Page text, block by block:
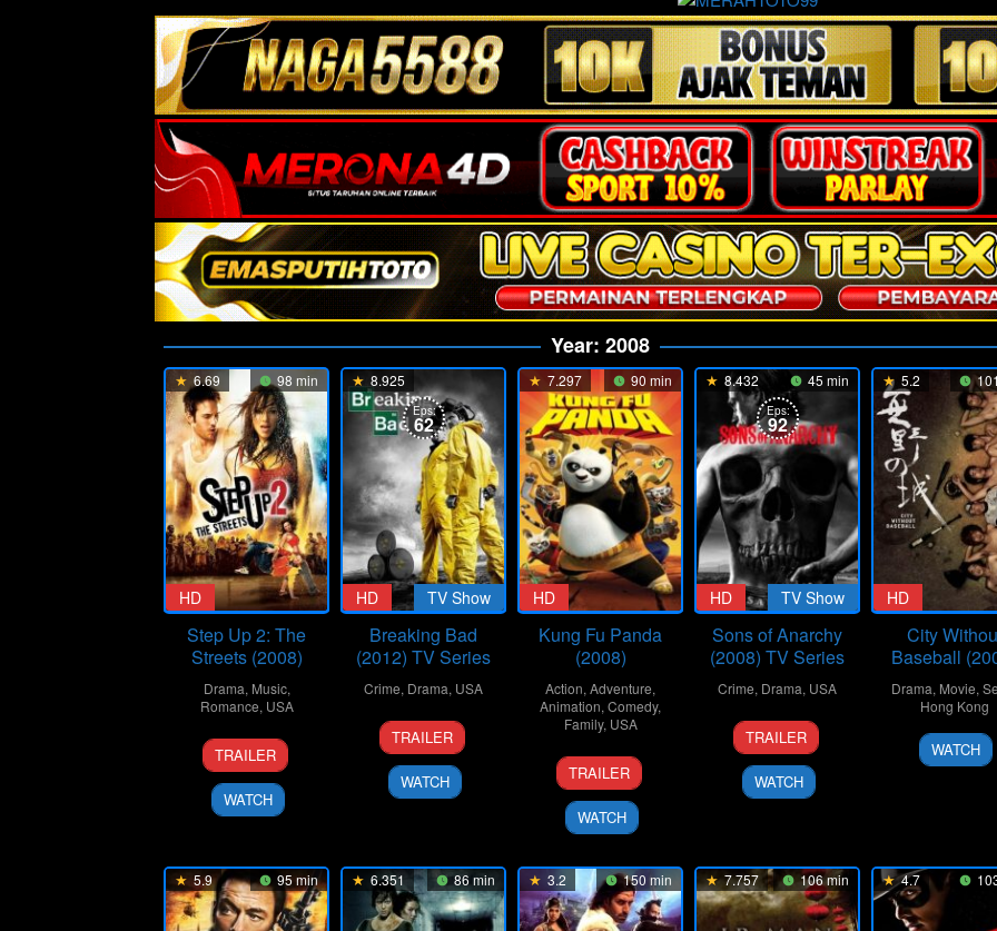
Year: 2008
6.69 98 min
HD
Step Up 2: The
Streets (2008)
Drama, Music,
Romance, USA
14
Feb
2008
Jon
M.
Chu
TRAILER
WATCH
8.925
HD
Eps:
62
TV Show
Breaking Bad
(2012) TV Series
Crime, Drama, USA
20
Jan
2008
Vince
Gilligan
TRAILER
WATCH
7.297 90 min
HD
Kung Fu Panda
(2008)
Action, Adventure,
Animation, Comedy,
Family, USA
4
Jun
2008
Mark
Osborne
TRAILER
WATCH
8.432 45 min
HD
Eps:
92
TV Show
Sons of Anarchy
(2008) TV Series
Crime, Drama, USA
3
Sep
2008
Kurt
Sutter
TRAILER
WATCH
5.2
HD
City
Baseball
Drama, Movie,
Hong Kong
19
Jun
Li
WATCH
5.9 95 min 6.351 86 min 3.2 150 min 7.757 106 min 4.7